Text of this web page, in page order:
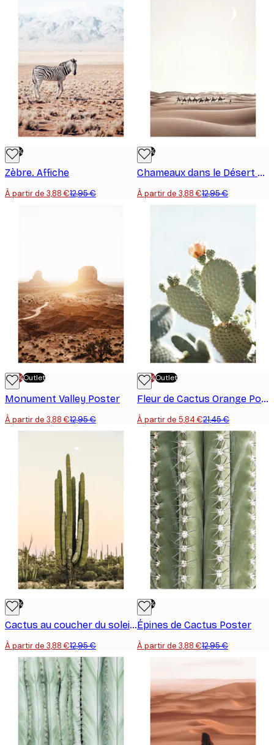
-70%
Zèbre. Affiche
À partir de 3,88 €12,95 €
-70%
Chameaux dans le Désert Poster
À partir de 3,88 €12,95 €
-70%Outlet
Monument Valley Poster
À partir de 3,88 €12,95 €
-70%Outlet
Fleur de Cactus Orange Poster
À partir de 5,84 €21,45 €
-70%
Cactus au coucher du soleil Poster
À partir de 3,88 €12,95 €
-70%
Épines de Cactus Poster
À partir de 3,88 €12,95 €